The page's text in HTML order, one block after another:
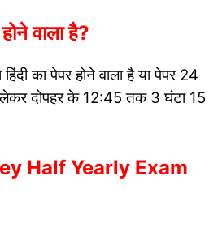
वाला है?
हिंदी का पेपर होने वाला है या पेपर 24
लेकर दोपहर के 12:45 तक 3 घंटा 15
Half Yearly Exam